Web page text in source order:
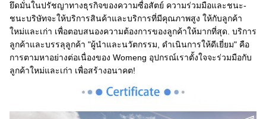
ยึดมั่นในปรัชญาทางธุรกิจของความซื่อสัตย์ ความร่วมมือและชนะ-
ชนะบริษัทจะให้บริการสินค้าและบริการที่มีคุณภาพสูง ให้กับลูกค้า
ใหม่และเก่า เพื่อตอบสนองความต้องการของลูกค้าให้มากที่สุด. บริการ
ลูกค้าและบรรลุลูกค้า "ผู้นําและนวัตกรรม, ดําเนินการให้ดีเยี่ยม" คือ
การตามหาอย่างต่อเนื่องของ Womeng อุปกรณ์เราตั้งใจจะร่วมมือกับ
ลูกค้าใหม่และเก่า เพื่อสร้างอนาคต!